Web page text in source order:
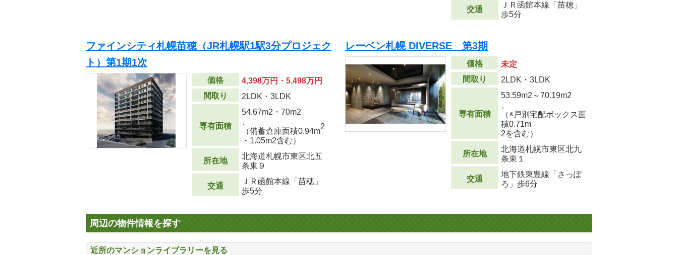
交通
ＪＲ函館本線「苗穂」
歩5分
ファインシティ札幌苗穂（JR札幌駅1駅3分プロジェク
ト）第1期1次
価格
4,398万円・5,498万円
間取り
2LDK・3LDK
専有面積
54.67m2 ・70m2
（備蓄倉庫面積0.94m
2
・1.05m2含む）
所在地
北海道札幌市東区北五
条東９
交通
ＪＲ函館本線「苗穂」
歩5分
レーベン札幌 DIVERSE 第3期
価格
未定
間取り
2LDK・3LDK
専有面積
53.59m2 ～70.19m2
（※戸別宅配ボックス面
積0.71m
2を含む）
所在地
北海道札幌市東区北九
条東１
交通
地下鉄東豊線「さっぽ
ろ」歩6分
周辺の物件情報を探す
近所のマンションライブラリーを見る